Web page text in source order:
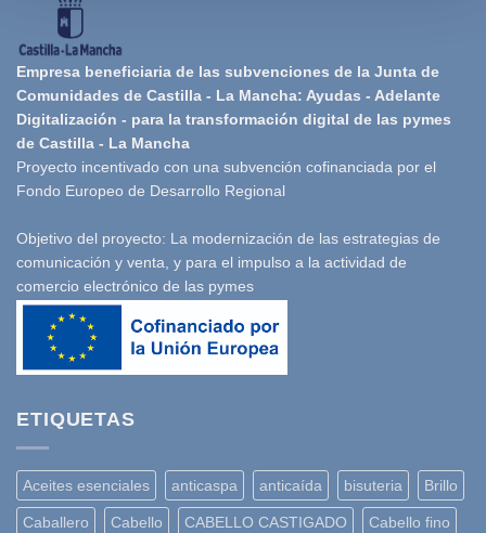
Empresa beneficiaria de las subvenciones de la Junta de
Comunidades de Castilla - La Mancha: Ayudas - Adelante
Digitalización - para la transformación digital de las pymes
de Castilla - La Mancha
Proyecto incentivado con una subvención cofinanciada por el
Fondo Europeo de Desarrollo Regional
Objetivo del proyecto: La modernización de las estrategias de
comunicación y venta, y para el impulso a la actividad de
comercio electrónico de las pymes
ETIQUETAS
Aceites esenciales anticaspa anticaída bisuteria Brillo
Caballero Cabello CABELLO CASTIGADO Cabello fino